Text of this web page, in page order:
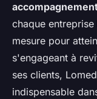
chaque
mesure pour
s'engageant à
ses clients,
indispensable